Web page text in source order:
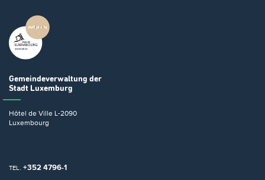
Gemeindeverwaltung der
Stadt Luxemburg
Hôtel de Ville L-2090
Luxembourg
TEL. +352 4796-1